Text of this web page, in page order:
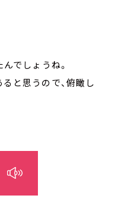
でしょうね。
と思うので、俯瞰し